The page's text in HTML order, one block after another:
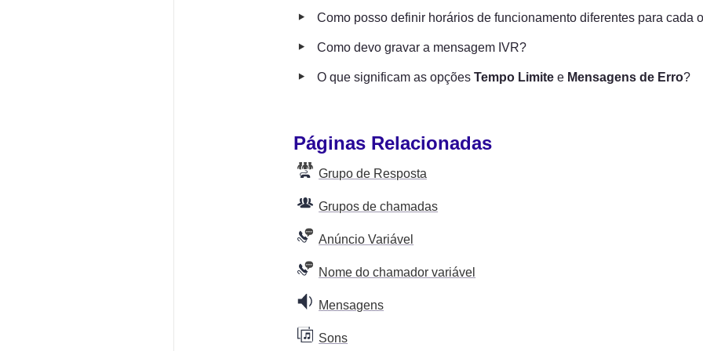
‣ Como posso definir horários de funcionamento diferentes para cada
‣ Como devo gravar a mensagem IVR?
‣ O que significam as opções Tempo Limite e Mensagens de Erro?
Páginas Relacionadas
Grupo de Resposta
Grupos de chamadas
Anúncio Variável
Nome do chamador variável
Mensagens
Sons